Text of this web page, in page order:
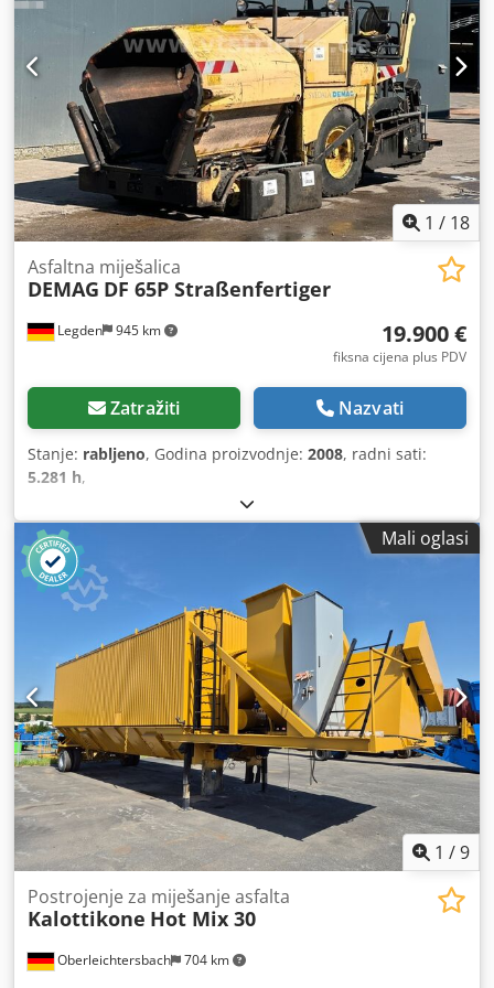
1 / 18
Legden 945 km
Asfaltna miješalica
DEMAG DF 65P Straßenfertiger
19.900 €
fiksna cijena plus PDV
Zatražiti Nazvati
Stanje: rabljeno, Godina proizvodnje: 2008, radni sati:
5.281 h,
Mali oglasi
1 /9
Oberleichtersbach 704 km
Postrojenje za miješanje asfalta
Kalottikone Hot Mix 30